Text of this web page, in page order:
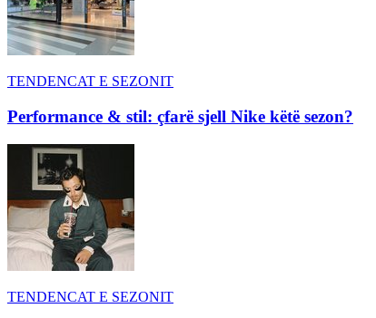
TENDENCAT E SEZONIT
Performance & stil: çfarë sjell Nike këtë sezon?
TENDENCAT E SEZONIT